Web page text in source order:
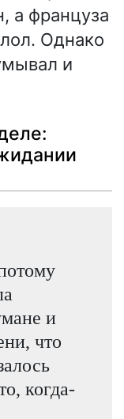
а француза
Однако
и
и
что
когда-